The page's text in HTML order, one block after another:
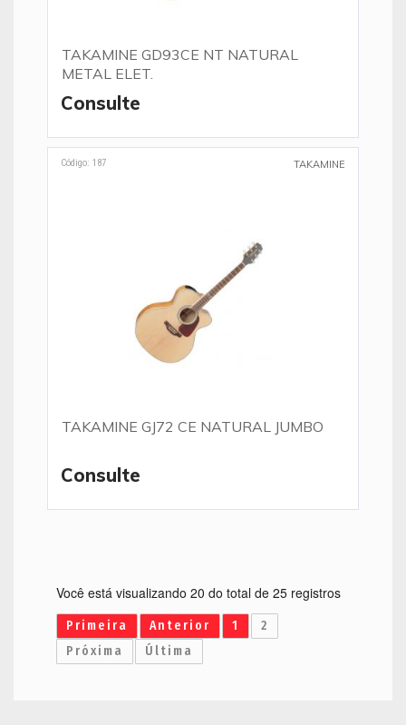
TAKAMINE GD93CE NT NATURAL
METAL ELET.
Consulte
Código: 187 TAKAMINE
TAKAMINE GJ72 CE NATURAL JUMBO
Consulte
Você está visualizando 20 do total de 25 registros
Primeira Anterior 1
2
Próxima
Última